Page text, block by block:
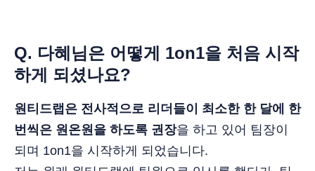
Q. 다혜님은 어떻게 1on1을 처음 시작
하게 되셨나요?
원티드랩은 전사적으로 리더들이 최소한 한 달에 한
번씩은 원온원을 하도록 권장을 하고 있어 팀장이
되며 1on1을 시작하게 되었습니다.